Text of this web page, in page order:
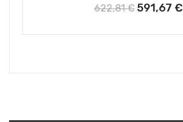
622,81 € 591,67 €